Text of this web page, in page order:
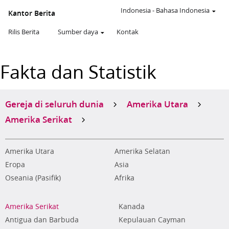
Kantor Berita
Rilis Berita Sumber daya Kontak
Indonesia- Bahasa Indonesia
Fakta dan Statistik
Gereja di seluruh dunia
Amerika Utara
Amerika Serikat
Amerika Utara
Amerika Selatan
Eropa
Asia
Oseania (Pasifik)
Afrika
Amerika Serikat
Antigua dan Barbuda
Kanada
Kepulauan Cayman